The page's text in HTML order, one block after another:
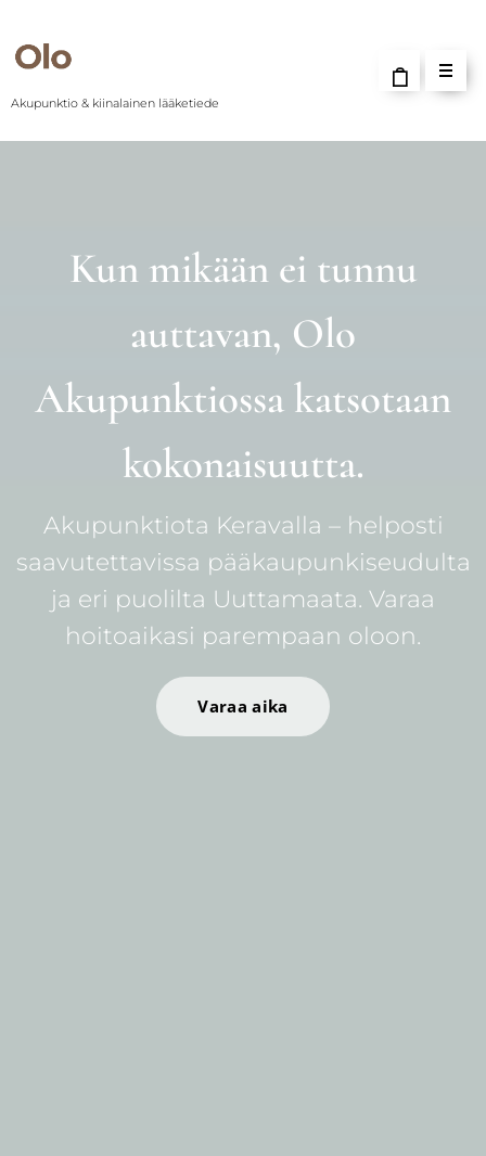
Akupunktio & kiinalainen lääketiede
Kun mikään ei tunnu
auttavan, Olo
Akupunktiossa katsotaan
kokonaisuutta.
Akupunktiota Keravalla – helposti
saavutettavissa pääkaupunkiseudulta
ja eri puolilta Uuttamaata. Varaa
hoitoaikasi parempaan oloon.
Varaa aika